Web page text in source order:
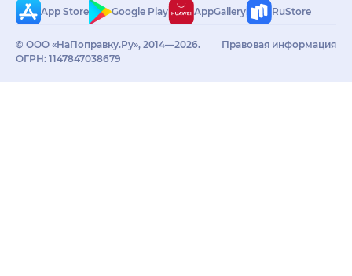
App Store
Google Play AppGallery RuStore
© ООО «НаПоправку.Ру», 2014—2026.
ОГРН: 1147847038679
Правовая информация